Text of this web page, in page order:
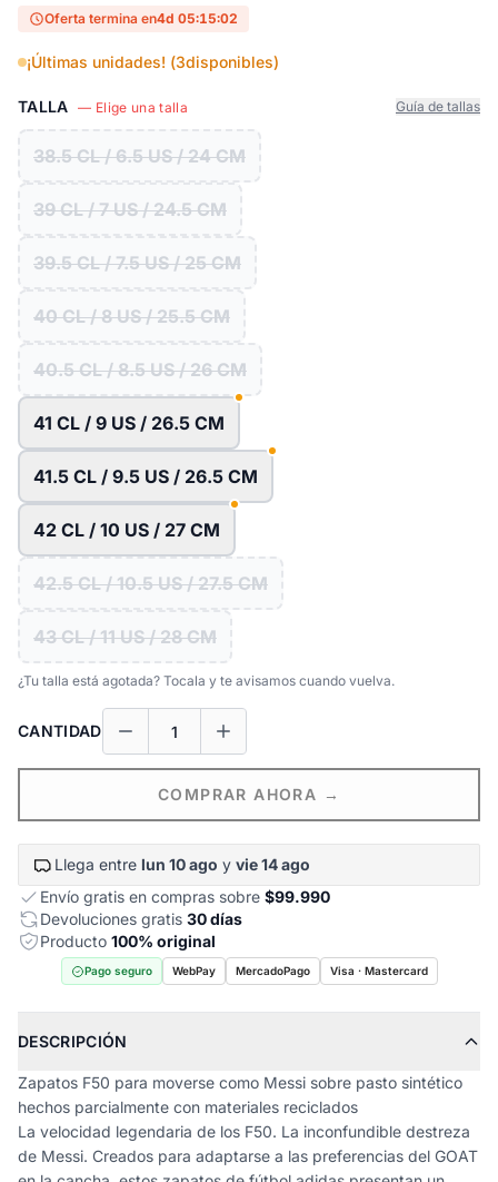
Oferta termina en4d 05:15:01
¡Últimas unidades! (3disponibles)
TALLA — Elige una talla Guía de tallas
38.5 CL / 6.5 US / 24 CM
39 CL / 7 US / 24.5 CM
39.5 CL / 7.5 US / 25 CM
40 CL / 8 US / 25.5 CM
40.5 CL / 8.5 US / 26 CM
41 CL / 9 US / 26.5 CM
41.5 CL / 9.5 US / 26.5 CM
42 CL / 10 US / 27 CM
42.5 CL / 10.5 US / 27.5 CM
43 CL / 11 US / 28 CM
¿Tu talla está agotada? Tocala y te avisamos cuando vuelva.
CANTIDAD
COMPRAR AHORA →
Llega entre lun 10 ago y vie 14 ago
Envío gratis en compras sobre $99.990
Devoluciones gratis 30 días
Producto 100% original
Pago seguro WebPay MercadoPago Visa · Mastercard
DESCRIPCIÓN
Zapatos F50 para moverse como Messi sobre pasto sintético
hechos parcialmente con materiales reciclados
La velocidad legendaria de los F50. La inconfundible destreza
de Messi. Creados para adaptarse a las preferencias del GOAT